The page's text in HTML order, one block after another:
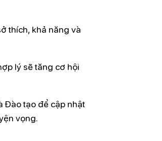
thích, khả năng và
lý sẽ tăng cơ hội
Đào tạo để cập nhật
vọng.